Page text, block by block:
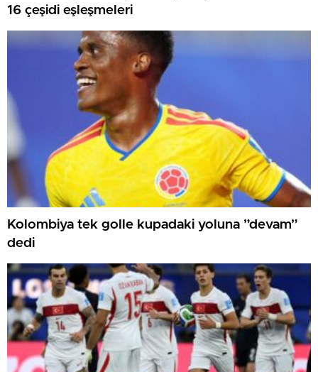
16 çeşidi eşleşmeleri
Kolombiya tek golle kupadaki yoluna ”devam”
dedi